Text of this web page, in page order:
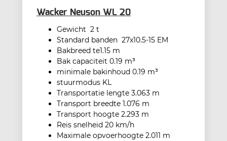
Wacker Neuson WL 20
Gewicht 2 t
Standard banden 27x10.5-15 EM
Bakbreed te1.15 m
Bak capaciteit 0.19 m³
minimale bakinhoud 0.19 m³
stuurmodus KL
Transportatie lengte 3.063 m
Transport breedte 1.076 m
Transport hoogte 2.293 m
Reis snelheid 20 km/h
Maximale opvoerhoogte 2.011 m